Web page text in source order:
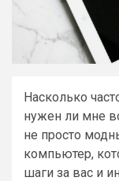
Насколько
нужен ли мне
не просто
компьютер,
шаги за вас и